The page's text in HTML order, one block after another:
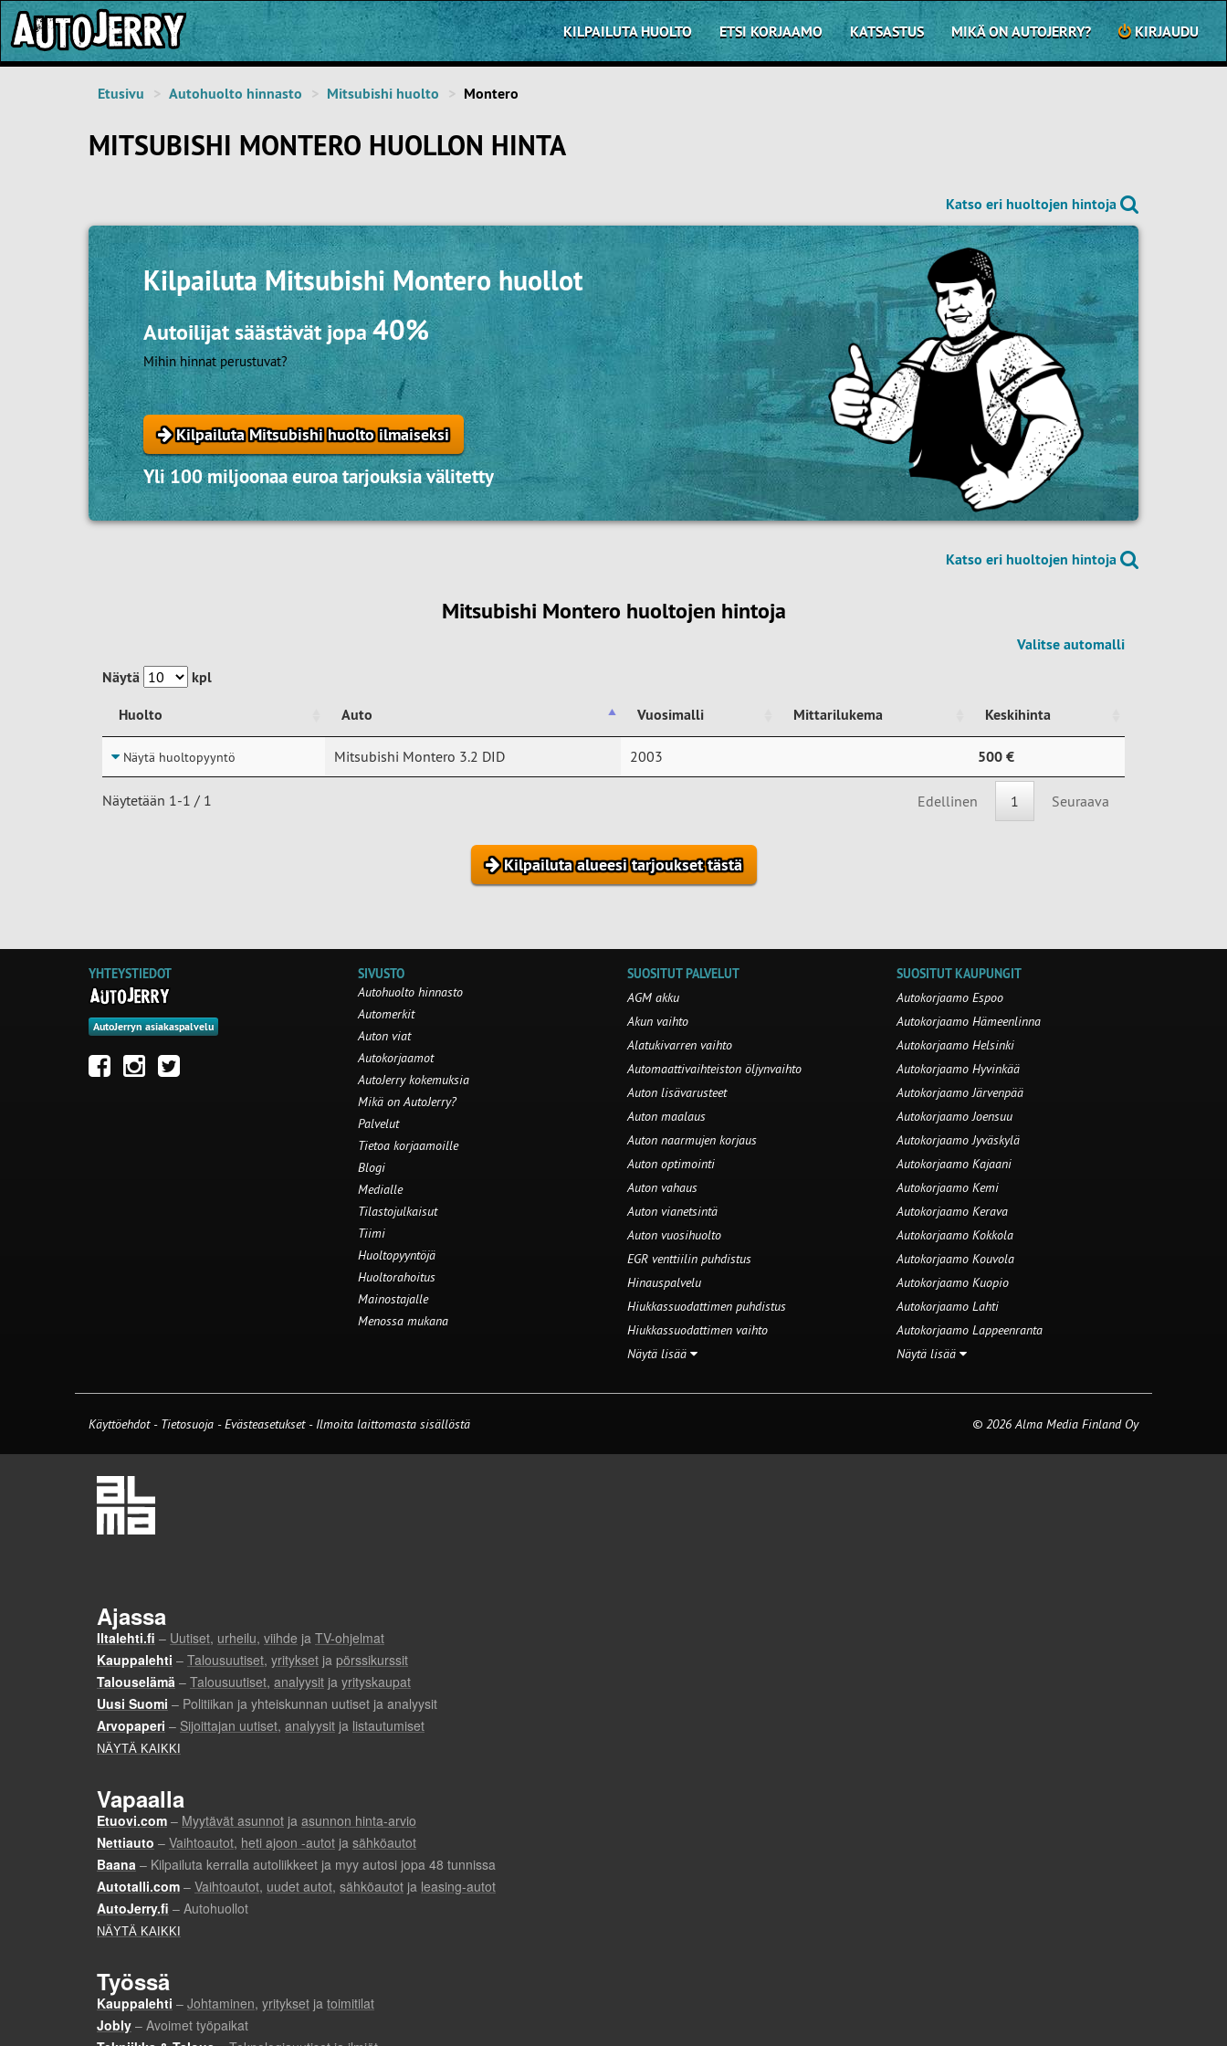
KILPAILUTA HUOLTO ETSI KORJAAMO KATSASTUS MIKÄ ON AUTOJERRY? KIRJAUDU
Etusivu Autohuolto hinnasto Mitsubishi huolto Montero
MITSUBISHI MONTERO HUOLLON HINTA
Katso eri huoltojen hintoja
KilpailutaMitsubishi Montero huollot
Autoilijat säästävät jopa40%
Mihin hinnat perustuvat?
Kilpailuta Mitsubishi huolto ilmaiseksi
Yli 100 miljoonaa euroa tarjouksia välitetty
Katso eri huoltojen hintoja
Mitsubishi Montero huoltojen hintoja
Valitse automalli
Näytä
kpl
Huolto
Auto Vuosimalli Mittarilukema
Keskihinta
Huolto
Auto Vuosimalli Keskihinta
Näytä huoltopyyntö Mitsubishi Montero 3.2 DID 2003 500 €
Näytetään 1-1 / 1 Edellinen 1 Seuraava
Kilpailuta alueesi tarjoukset tästä
YHTEYSTIEDOT
AutoJerryn asiakaspalvelu
SIVUSTO
Autohuolto hinnasto
Automerkit
Auton viat
Autokorjaamot
AutoJerry kokemuksia
Mikä on AutoJerry?
Palvelut
Tietoa korjaamoille
Blogi
Medialle
Tilastojulkaisut
Tiimi
Huoltopyyntöjä
Huoltorahoitus
Mainostajalle
Menossa mukana
SUOSITUT PALVELUT
AGM akku
Akun vaihto
Alatukivarren vaihto
Automaattivaihteiston öljynvaihto
Auton lisävarusteet
Auton maalaus
Auton naarmujen korjaus
Auton optimointi
Auton vahaus
Auton vianetsintä
Auton vuosihuolto
EGR venttiilin puhdistus
Hinauspalvelu
Hiukkassuodattimen puhdistus
Hiukkassuodattimen vaihto
Näytä lisää
SUOSITUT KAUPUNGIT
Autokorjaamo Espoo
Autokorjaamo Hämeenlinna
Autokorjaamo Helsinki
Autokorjaamo Hyvinkää
Autokorjaamo Järvenpää
Autokorjaamo Joensuu
Autokorjaamo Jyväskylä
Autokorjaamo Kajaani
Autokorjaamo Kemi
Autokorjaamo Kerava
Autokorjaamo Kokkola
Autokorjaamo Kouvola
Autokorjaamo Kuopio
Autokorjaamo Lahti
Autokorjaamo Lappeenranta
Näytä lisää
Käyttöehdot - Tietosuoja -Evästeasetukset- Ilmoita laittomasta sisällöstä © 2026 Alma Media Finland Oy